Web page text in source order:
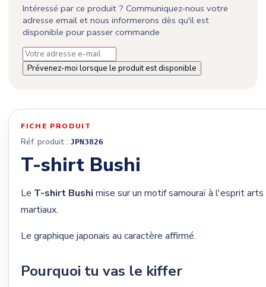
Intéressé par ce produit ? Communiquez-nous votre
adresse email et nous informerons dès qu'il est
disponible pour passer commande
Prévenez-moi lorsque le produit est disponible
FICHE PRODUIT
Réf. produit : JPN3826
T-shirt Bushi
Le T-shirt Bushi mise sur un motif samouraï à l'esprit arts
martiaux.
Le graphique japonais au caractère affirmé.
Pourquoi tu vas le kiffer